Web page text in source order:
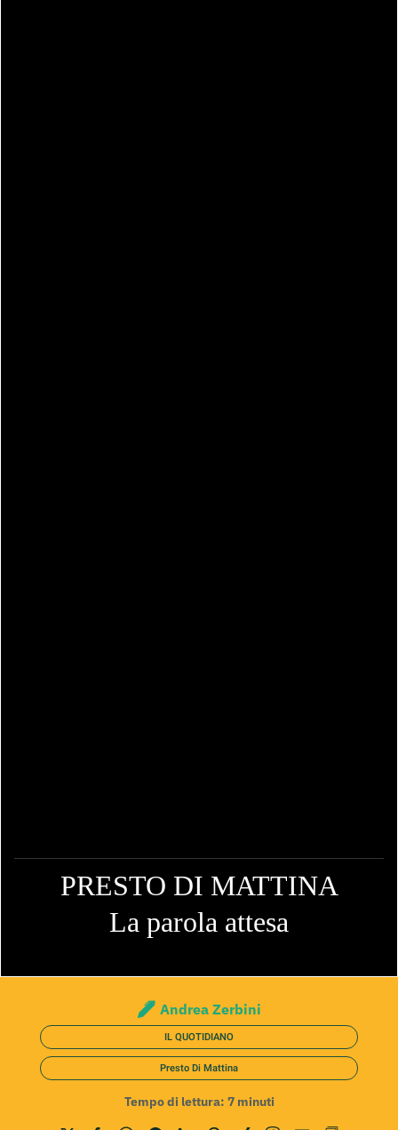
PRESTO DI MATTINA
La parola attesa
Andrea Zerbini
IL QUOTIDIANO
Presto Di Mattina
Tempo di lettura: 7 minuti